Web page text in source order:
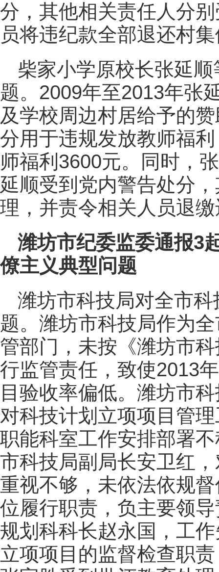
分，其他相关责任人分
员将违纪款全部退还村
柴家小学原校长张延
题。2009年至2013年张
及学校周边村居给予的
分用于违规发放教师福
师福利3600元。同时，
延顺受到党内警告处分
理，并责令相关人员退
潍坊市纪委监委通报3
僚主义典型问题
潍坊市科技局对全市
题。潍坊市科技局作为
管部门，未按《潍坊市
行监管责任，致使2013
目验收率偏低。潍坊市
对科技计划立项项目管
职能科室工作安排部署
市科技局副局长安卫红
重视不够，未依法依规
位履行职责，负主要领
规划科科长赵永国，工
立项项目的监督检查职